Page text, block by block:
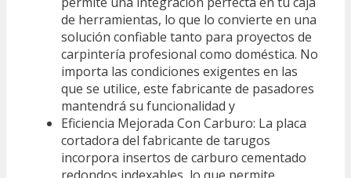
de herramientas, lo que lo convierte en una
solución confiable tanto para proyectos de
carpintería profesional como doméstica. No
importa las condiciones exigentes en las
que se utilice, este fabricante de pasadores
mantendrá su funcionalidad y
Eficiencia Mejorada Con Carburo: La placa
cortadora del fabricante de tarugos
incorpora insertos de carburo cementado